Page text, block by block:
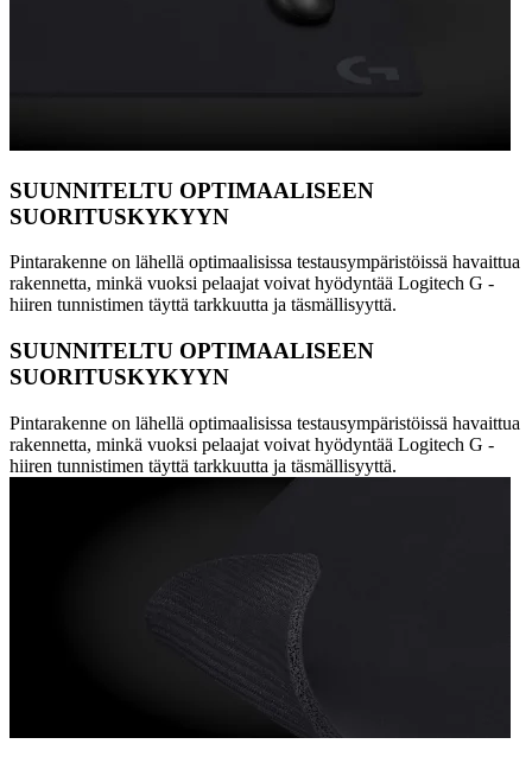
SUUNNITELTU OPTIMAALISEEN
SUORITUSKYKYYN
Pintarakenne on lähellä optimaalisissa testausympäristöissä havaittua
rakennetta, minkä vuoksi pelaajat voivat hyödyntää Logitech G -
hiiren tunnistimen täyttä tarkkuutta ja täsmällisyyttä.
SUUNNITELTU OPTIMAALISEEN
SUORITUSKYKYYN
Pintarakenne on lähellä optimaalisissa testausympäristöissä havaittua
rakennetta, minkä vuoksi pelaajat voivat hyödyntää Logitech G -
hiiren tunnistimen täyttä tarkkuutta ja täsmällisyyttä.